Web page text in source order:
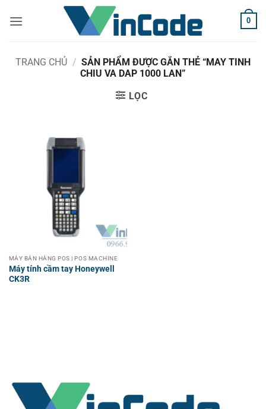
qua
0
TRANG CHỦ / SẢN PHẨM ĐƯỢC GẮN THẺ “MAY TINH
CHIU VA DAP 1000 LAN”
LỌC
MÁY BÁN HÀNG POS | POS MACHINE
Máy tính cầm tay Honeywell
CK3R